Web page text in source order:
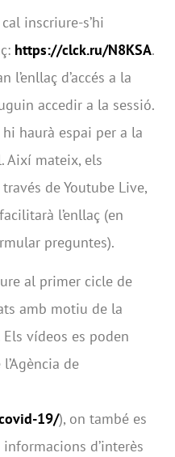
inscriure-s’hi
https://clck.ru/N8KSA.
l’enllaç d’accés a la
accedir a la sessió.
haurà espai per a la
Així mateix, els
de Youtube Live,
l’enllaç (en
preguntes).
al primer cicle de
amb motiu de la
Els vídeos es poden
de
19/), on també es
d’interès